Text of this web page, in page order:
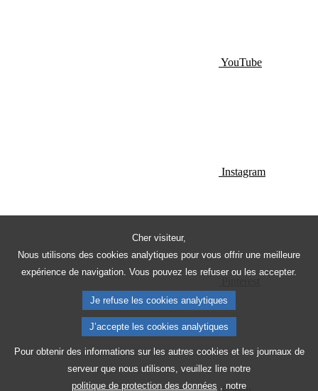
Cher visiteur,
Nous utilisons des cookies analytiques pour vous offrir une meilleure
expérience de navigation. Vous pouvez les refuser ou les accepter.
Je refuse les cookies analytiques
J’accepte les cookies analytiques
Pour obtenir des informations sur les autres cookies et les journaux de
serveur que nous utilisons, veuillez lire notre
politique de protection des données , notre
YouTube
Instagram